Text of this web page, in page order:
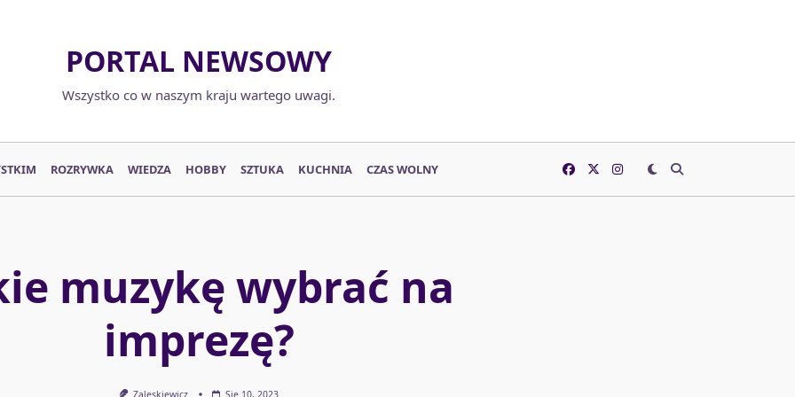
PORTAL NEWSOWY
Wszystko co w naszym kraju wartego uwagi.
ROZRYWKA WIEDZA HOBBY SZTUKA KUCHNIA CZAS WOLNY
muzykę wybrać na
imprezę?
Zaleskiewicz Sie 10, 2023